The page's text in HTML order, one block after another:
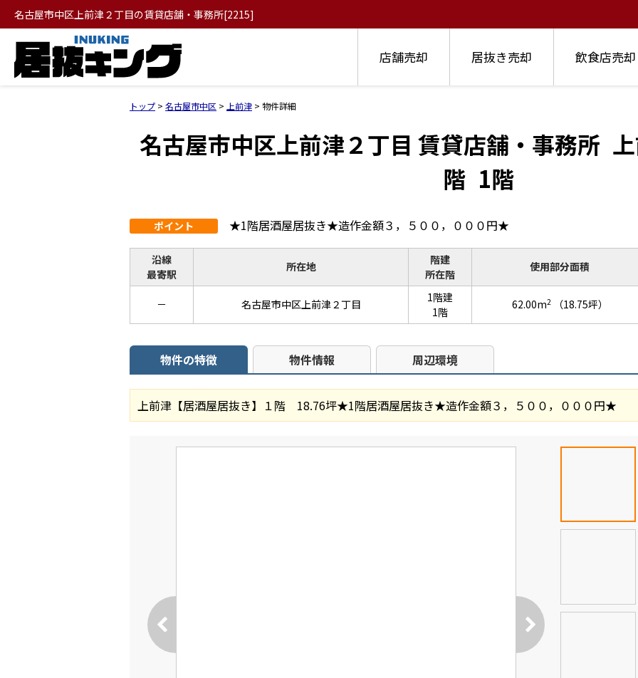
名古屋市中区上前津２丁目の賃貸店舗・事務所[2215]
店舗売却 居抜き売却 飲食店売却
トップ > 名古屋市中区 > 上前津 > 物件詳細
名古屋市中区上前津２丁目 賃貸店舗・事務所
階 1階
ポイント ★1階居酒屋居抜き★造作金額３，５００，０００円★
沿線
最寄駅
所在地
階建
所在階
使用部分面積
－ 名古屋市中区上前津２丁目
1階建
1階
62.00m2 （18.75坪）
物件の特徴 物件情報 周辺環境
上前津【居酒屋居抜き】１階 18.76坪★1階居酒屋居抜き★造作金額３，５００，０００円★